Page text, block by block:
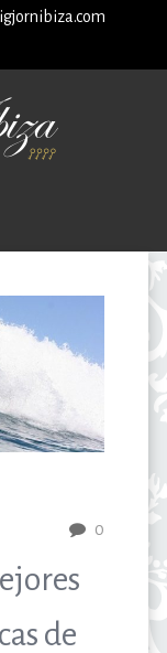
0
de